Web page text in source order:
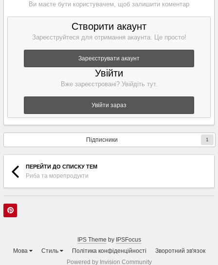
Ви маєте бути користувачем, щоб залишити коментар
Створити акаунт
Зареєструйтеся для отримання акаунта. Це просто!
Зареєструвати акаунт
Увійти
Вже зареєстровані? Увійдіть тут.
Увійти зараз
Підписники 1
ПЕРЕЙТИ ДО СПИСКУ ТЕМ
Риба та морепродукти
IPS Theme by IPSFocus
Мова
Стиль Політика конфіденційності
Зворотний зв'язок
Powered by Invision Community